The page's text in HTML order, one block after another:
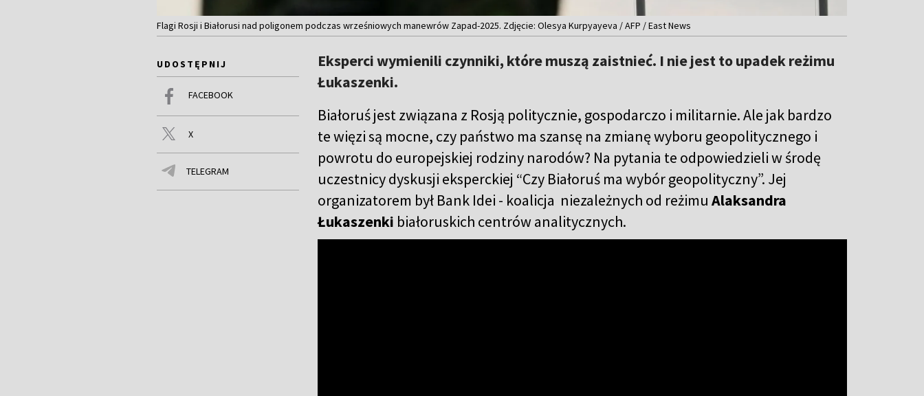
Flagi Rosji i Białorusi nad poligonem podczas wrześniowych manewrów Zapad-2025. Zdjęcie: Olesya Kurpyayeva / AFP / East News
UDOSTĘPNIJ
FACEBOOK
X
TELEGRAM
Eksperci wymienili czynniki, które muszą zaistnieć. I nie jest to upadek reżimu
Łukaszenki.
Białoruś jest związana z Rosją politycznie, gospodarczo i militarnie. Ale jak bardzo
te więzi są mocne, czy państwo ma szansę na zmianę wyboru geopolitycznego i
powrotu do europejskiej rodziny narodów? Na pytania te odpowiedzieli w środę
uczestnicy dyskusji eksperckiej “Czy Białoruś ma wybór geopolityczny”. Jej
organizatorem był Bank Idei - koalicja niezależnych od reżimu Alaksandra
Łukaszenki białoruskich centrów analitycznych.